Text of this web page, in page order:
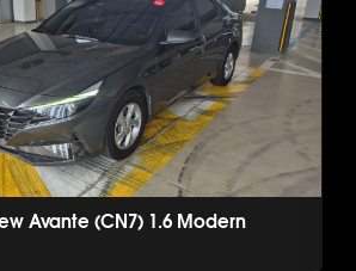
Avante (CN7) 1.6 Modern